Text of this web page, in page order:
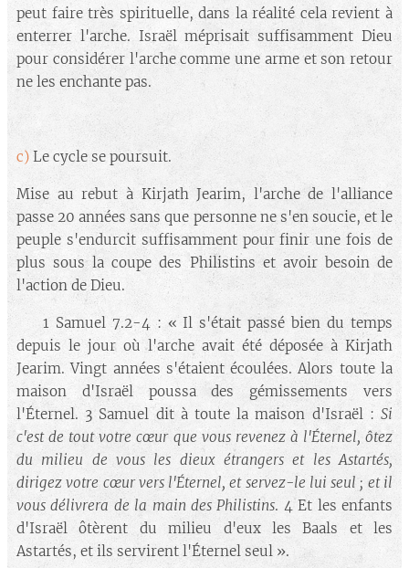
peut faire très spirituelle, dans la réalité cela revient à
enterrer l'arche. Israël méprisait suffisamment Dieu
pour considérer l'arche comme une arme et son retour
ne les enchante pas.
c) Le cycle se poursuit.
Mise au rebut à Kirjath Jearim, l'arche de l'alliance
passe 20 années sans que personne ne s'en soucie, et le
peuple s'endurcit suffisamment pour finir une fois de
plus sous la coupe des Philistins et avoir besoin de
l'action de Dieu.
🔘 1 Samuel 7.2-4 : « Il s'était passé bien du temps
depuis le jour où l'arche avait été déposée à Kirjath
Jearim. Vingt années s'étaient écoulées. Alors toute la
maison d'Israël poussa des gémissements vers
l'Éternel. 3 Samuel dit à toute la maison d'Israël : Si
c'est de tout votrecœur que vous revenez à l'Éternel, ôtez
du milieu de vous les dieux étrangers et les Astartés,
dirigez votre cœurvers l'Éternel, et servez-le lui seul ; et il
vous délivrera de la main des Philistins. 4 Et les enfants
d'Israël ôtèrent du milieu d'eux les Baals et les
Astartés, et ils servirent l'Éternel seul ».